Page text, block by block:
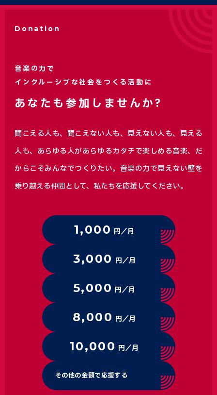
Donation
音楽の力で
インクルーシブな社会をつくる活動に
あなたも参加しませんか?
聞こえる人も、聞こえない人も、見えない人も、見える
人も、あらゆる人があらゆるカタチで楽しめる音楽、 だ
からこそみんなでつくりたい。音楽の力で見えない壁を
乗り越える仲間として、私たちを応援してください。
1,000 円／月
3,000 円／月
5,000 円／月
8,000 円／月
10,000 円／月
その他の金額で応援する